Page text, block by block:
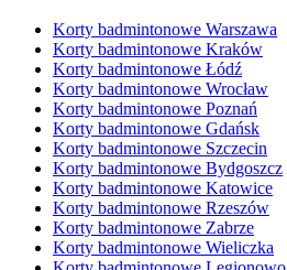
Korty badmintonowe Warszawa
Korty badmintonowe Kraków
Korty badmintonowe Łódź
Korty badmintonowe Wrocław
Korty badmintonowe Poznań
Korty badmintonowe Gdańsk
Korty badmintonowe Szczecin
Korty badmintonowe Bydgoszcz
Korty badmintonowe Katowice
Korty badmintonowe Rzeszów
Korty badmintonowe Zabrze
Korty badmintonowe Wieliczka